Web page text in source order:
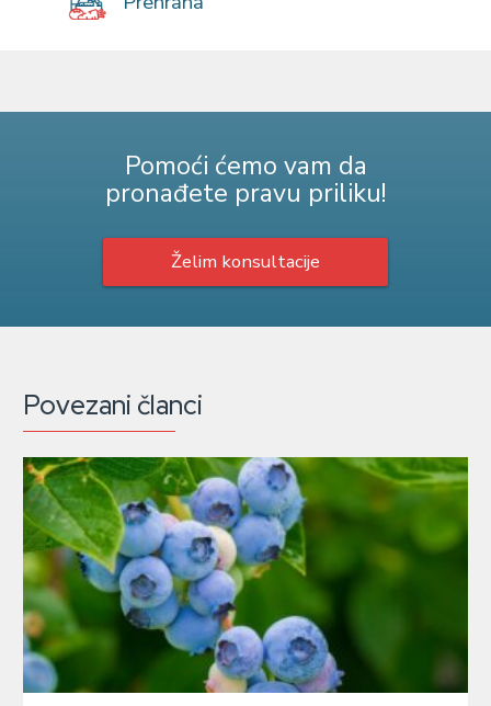
Pomoći ćemo vam da
pronađete pravu priliku!
Želim konsultacije
Povezani članci